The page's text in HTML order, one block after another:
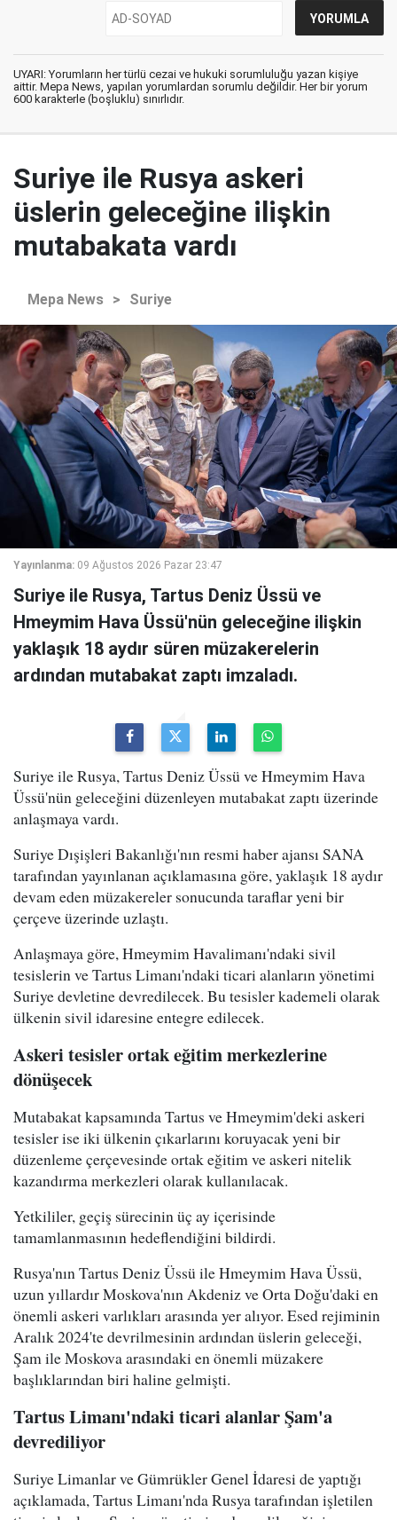
UYARI: Yorumların her türlü cezai ve hukuki sorumluluğu yazan kişiye
aittir. Mepa News, yapılan yorumlardan sorumlu değildir. Her bir yorum
600 karakterle (boşluklu) sınırlıdır.
Suriye ile Rusya askeri
üslerin geleceğine ilişkin
mutabakata vardı
Mepa News > Suriye
Yayınlanma: 09 Ağustos 2026 Pazar 23:47
Suriye ile Rusya, Tartus Deniz Üssü ve
Hmeymim Hava Üssü'nün geleceğine ilişkin
yaklaşık 18 aydır süren müzakerelerin
ardından mutabakat zaptı imzaladı.
Suriye ile Rusya, Tartus Deniz Üssü ve Hmeymim Hava
Üssü'nün geleceğini düzenleyen mutabakat zaptı üzerinde
anlaşmaya vardı.
Suriye Dışişleri Bakanlığı'nın resmi haber ajansı SANA
tarafından yayınlanan açıklamasına göre, yaklaşık 18 aydır
devam eden müzakereler sonucunda taraflar yeni bir
çerçeve üzerinde uzlaştı.
Anlaşmaya göre, Hmeymim Havalimanı'ndaki sivil
tesislerin ve Tartus Limanı'ndaki ticari alanların yönetimi
Suriye devletine devredilecek. Bu tesisler kademeli olarak
ülkenin sivil idaresine entegre edilecek.
Askeri tesisler ortak eğitim merkezlerine
dönüşecek
Mutabakat kapsamında Tartus ve Hmeymim'deki askeri
tesisler ise iki ülkenin çıkarlarını koruyacak yeni bir
düzenleme çerçevesinde ortak eğitim ve askeri nitelik
kazandırma merkezleri olarak kullanılacak.
Yetkililer, geçiş sürecinin üç ay içerisinde
tamamlanmasının hedeflendiğini bildirdi.
Rusya'nın Tartus Deniz Üssü ile Hmeymim Hava Üssü,
uzun yıllardır Moskova'nın Akdeniz ve Orta Doğu'daki en
önemli askeri varlıkları arasında yer alıyor. Esed rejiminin
Aralık 2024'te devrilmesinin ardından üslerin geleceği,
Şam ile Moskova arasındaki en önemli müzakere
başlıklarından biri haline gelmişti.
Tartus Limanı'ndaki ticari alanlar Şam'a
devrediliyor
Suriye Limanlar ve Gümrükler Genel İdaresi de yaptığı
açıklamada, Tartus Limanı'nda Rusya tarafından işletilen